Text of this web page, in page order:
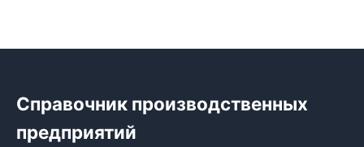
Справочник производственных
предприятий